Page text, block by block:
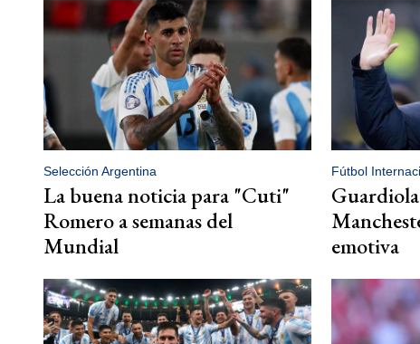
Selección Argentina
La buena noticia para "Cuti"
Romero a semanas del
Mundial
Fútbol
emotiva